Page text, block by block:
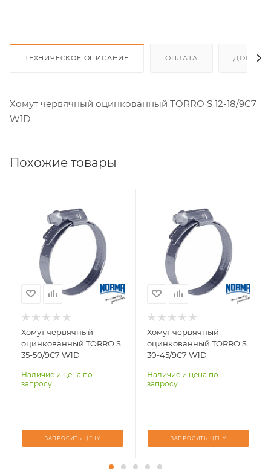
ТЕХНИЧЕСКОЕ ОПИСАНИЕ ОПЛАТА
Хомут червячный оцинкованный TORRO S 12-18/9C7
W1D
Похожие товары
Хомут червячный
оцинкованный TORRO S
35-50/9C7 W1D
Наличие и цена по
запросу
ЗАПРОСИТЬ ЦЕНУ
Хомут червячный
оцинкованный TORRO S
30-45/9C7 W1D
Наличие и цена по
запросу
ЗАПРОСИТЬ ЦЕНУ